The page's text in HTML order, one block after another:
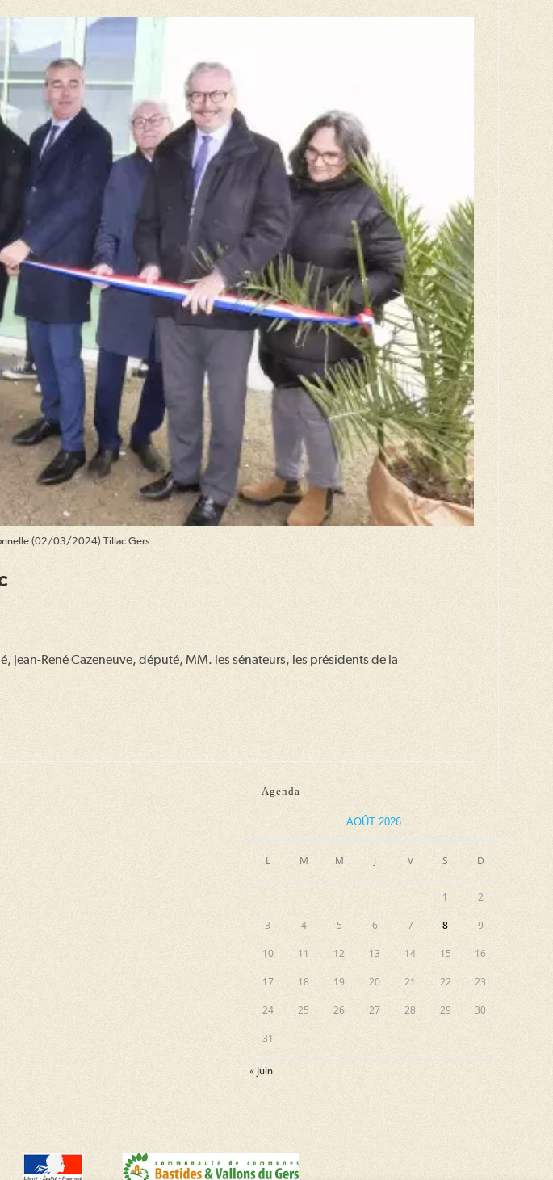
(02/03/2024) Tillac Gers
Jean-René Cazeneuve, député, MM. les sénateurs, les présidents de la
Agenda
AOÛT 2026
L M M J V S D
1 2
3 4 5 6 7 8 9
10 11 12 13 14 15 16
17 18 19 20 21 22 23
24 25 26 27 28 29 30
31
« Juin